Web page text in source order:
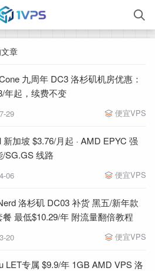
章
九周年 DC3 洛杉矶机房优惠：
年起，续费不变
29 便宜VPS
新加坡 $3.76/月起 · AMD EPYC 强
/SG.GS 线路
06 便宜VPS
洛杉矶 DC03 补货 黑五/新年款
餐 最低$10.29/年 附流量翻倍教程
20 便宜VPS
LET专属 $9.9/年 1GB AMD VPS 洛